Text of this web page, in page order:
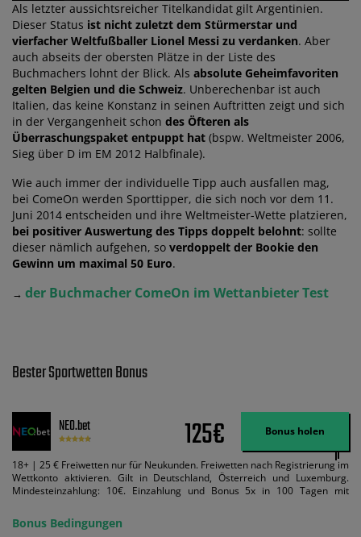
Als letzter aussichtsreicher Titelkandidat gilt Argentinien.
Dieser Status ist nicht zuletzt dem Stürmerstar und
vierfacher Weltfußballer Lionel Messi zu verdanken. Aber
auch abseits der obersten Plätze in der Liste des
Buchmachers lohnt der Blick. Als absolute Geheimfavoriten
gelten Belgien und die Schweiz. Unberechenbar ist auch
Italien, das keine Konstanz in seinen Auftritten zeigt und sich
in der Vergangenheit schon des Öfteren als
Überraschungspaket entpuppt hat (bspw. Weltmeister 2006,
Sieg über D im EM 2012 Halbfinale).
Wie auch immer der individuelle Tipp auch ausfallen mag,
bei ComeOn werden Sporttipper, die sich noch vor dem 11.
Juni 2014 entscheiden und ihre Weltmeister-Wette platzieren,
bei positiver Auswertung des Tipps doppelt belohnt: sollte
dieser nämlich aufgehen, so verdoppelt der Bookie den
Gewinn um maximal 50 Euro.
→ der Buchmacher ComeOn im Wettanbieter Test
Bester Sportwetten Bonus
NEO.bet 125€ Bonus holen
18+ | 25 € Freiwetten nur für Neukunden. Freiwetten nach Registrierung im
Wettkonto aktivieren. Gilt in Deutschland, Österreich und Luxemburg.
Mindesteinzahlung: 10€. Einzahlung und Bonus 5x in 100 Tagen mit
Bedingungen können geändert werden. AGB gelten. Lizenziert; Hilfe bei
Suchtrisiken: buwei.de.
Bonus Bedingungen